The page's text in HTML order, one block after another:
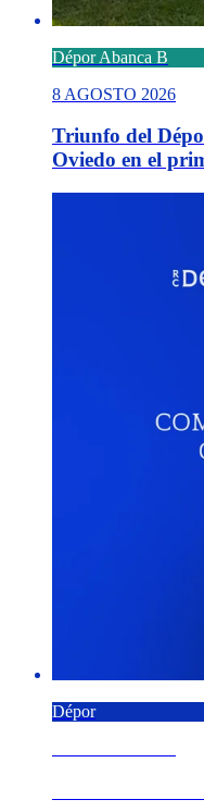
Dépor Abanca B
8 AGOSTO 2026
Triunfo del
Oviedo en el
Dépor